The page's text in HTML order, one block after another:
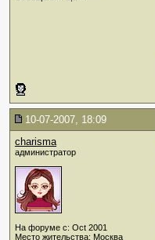
10-07-2007, 18:09
charisma
администратор
На форуме с: Oct 2001
Место жительства: Москва